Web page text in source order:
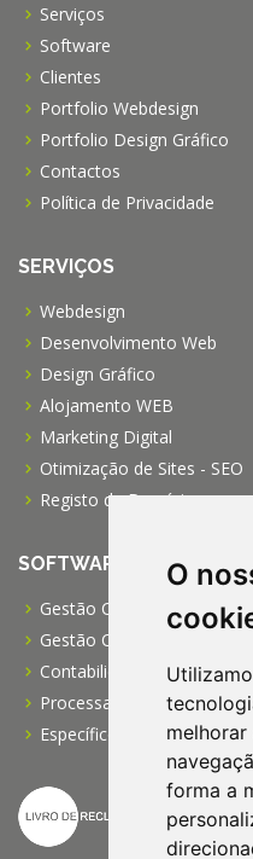
O
forma a
Serviços
Software
Clientes
Portfolio Webdesign
Portfolio Design Gráfico
Contactos
Política de Privacidade
SERVIÇOS
Webdesign
Desenvolvimento Web
Design Gráfico
Alojamento WEB
Marketing Digital
Otimização de Sites - SEO
Registo de Domínios
SOFTWARE
Gestão Comercial PRO
Gestão Comercial PME
Contabilidade Profissional
Processamento de Salários
Específico para IPSS